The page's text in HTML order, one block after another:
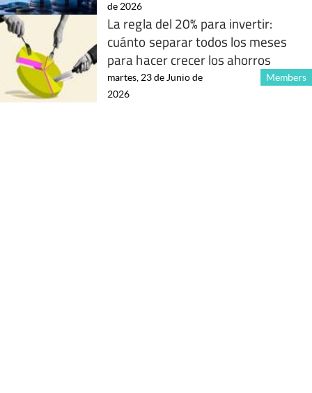
de 2026
La regla del 20% para invertir:
cuánto separar todos los meses
para hacer crecer los ahorros
Members
martes, 23 de Junio de
2026